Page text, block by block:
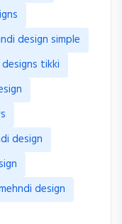
design simple
tikki
design
design